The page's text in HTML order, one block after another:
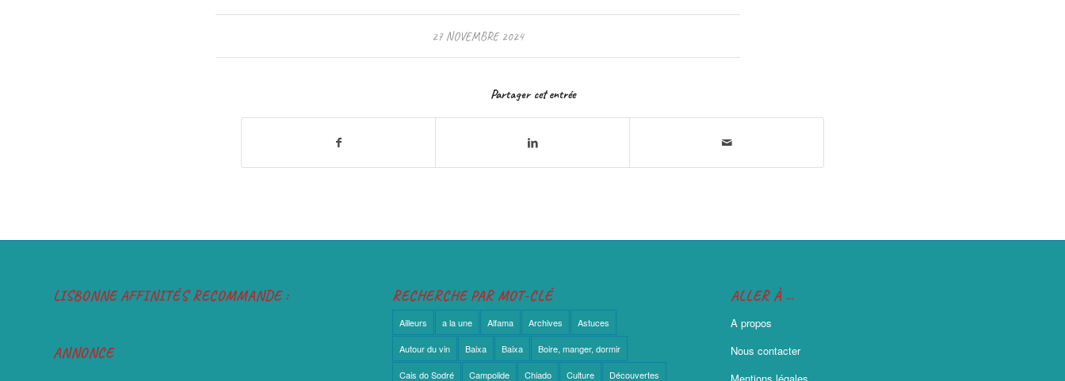
27 NOVEMBRE 2024
Partager cet entrée
LISBONNE AFFINITÉS RECOMMANDE :
ANNONCE
RECHERCHE PAR MOT-CLÉ
Ailleurs a la une Alfama Archives Astuces
Autour du vin Baixa Baixa Boire, manger, dormir
Cais do Sodré Campolide Chiado Culture Découvertes
ALLER À …
A propos
Nous contacter